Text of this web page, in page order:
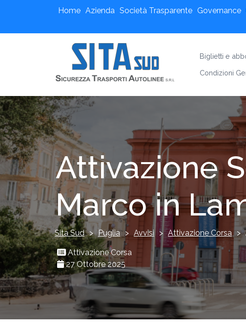
Home Azienda Società Trasparente Governance
Biglietti e
Condizioni
Attivazione
Marco in
Sita Sud > Puglia > Avvisi > Attivazione Corsa >
Attivazione Corsa
27 Ottobre 2025